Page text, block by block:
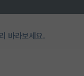
바라보세요.